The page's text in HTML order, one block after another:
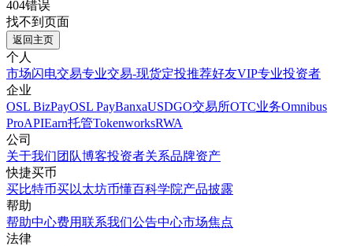
404错误
找不到页面
返回主页
个人
市场闪电交易专业交易-现货定投推荐好友VIP专业投资者
企业
OSL BizPayOSL PayBanxaUSDGO交易所OTC业务Omnibus
ProAPIEarn托管TokenworksRWA
公司
关于我们团队博客投资者关系品牌资产
快捷买币
买比特币买以太坊币懂百科学院产品披露
帮助
帮助中心费用联系我们公告中心市场焦点
法律